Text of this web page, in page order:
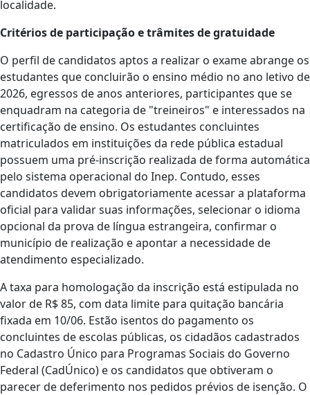
localidade.
Critérios de participação e trâmites de gratuidade
O perfil de candidatos aptos a realizar o exame abrange os
estudantes que concluirão o ensino médio no ano letivo de
2026, egressos de anos anteriores, participantes que se
enquadram na categoria de "treineiros" e interessados na
certificação de ensino. Os estudantes concluintes
matriculados em instituições da rede pública estadual
possuem uma pré-inscrição realizada de forma automática
pelo sistema operacional do Inep. Contudo, esses
candidatos devem obrigatoriamente acessar a plataforma
oficial para validar suas informações, selecionar o idioma
opcional da prova de língua estrangeira, confirmar o
município de realização e apontar a necessidade de
atendimento especializado.
A taxa para homologação da inscrição está estipulada no
valor de R$ 85, com data limite para quitação bancária
fixada em 10/06. Estão isentos do pagamento os
concluintes de escolas públicas, os cidadãos cadastrados
no Cadastro Único para Programas Sociais do Governo
Federal (CadÚnico) e os candidatos que obtiveram o
parecer de deferimento nos pedidos prévios de isenção. O